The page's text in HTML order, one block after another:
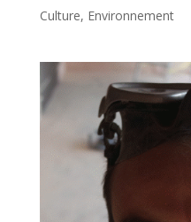
Culture, Environnement